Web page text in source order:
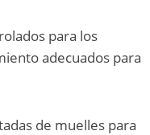
para los
adecuados para
de muelles para